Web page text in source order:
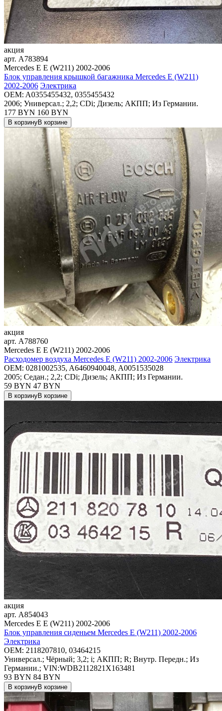
акция
арт. A783894
Mercedes E E (W211) 2002-2006
Блок управления крышкой багажника Mercedes E (W211)
2002-2006 Электрика
OEM: A0355455432, 0355455432
2006; Универсал.; 2,2; CDi; Дизель; АКПП; Из Германии.
177 BYN 160 BYN
В корзинуВ корзине
акция
арт. A788760
Mercedes E E (W211) 2002-2006
Расходомер воздуха Mercedes E (W211) 2002-2006 Электрика
OEM: 0281002535, A6460940048, A0051535028
2005; Седан.; 2,2; CDi; Дизель; АКПП; Из Германии.
59 BYN 47 BYN
В корзинуВ корзине
акция
арт. A854043
Mercedes E E (W211) 2002-2006
Блок управления сиденьем Mercedes E (W211) 2002-2006
Электрика
OEM: 2118207810, 03464215
Универсал.; Чёрный; 3,2; i; АКПП; R; Внутр. Передн.; Из
Германии.; VIN:WDB2112821X163481
93 BYN 84 BYN
В корзинуВ корзине